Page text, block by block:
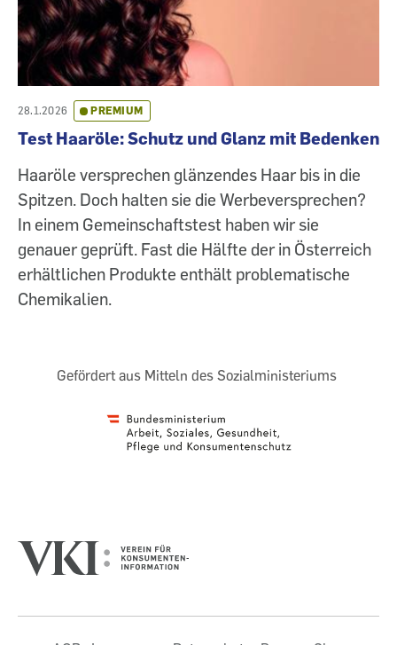
28.1.2026 PREMIUM
Test Haaröle: Schutz und Glanz mit Bedenken
Haaröle versprechen glänzendes Haar bis in die
Spitzen. Doch halten sie die Werbeversprechen?
In einem Gemeinschaftstest haben wir sie
genauer geprüft. Fast die Hälfte der in Österreich
erhältlichen Produkte enthält problematische
Chemikalien.
Gefördert aus Mitteln des Sozialministeriums